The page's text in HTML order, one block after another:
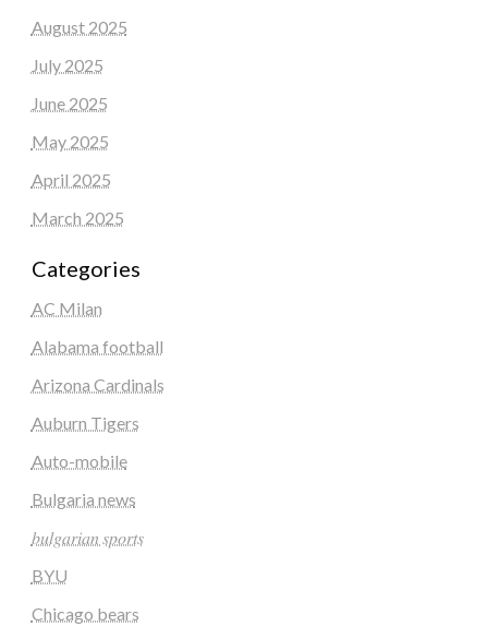
August 2025
July 2025
June 2025
May 2025
April 2025
March 2025
Categories
AC Milan
Alabama football
Arizona Cardinals
Auburn Tigers
Auto-mobile
Bulgaria news
𝑏𝑢𝑙𝑔𝑎𝑟𝑖𝑎𝑛 𝑠𝑝𝑜𝑟𝑡𝑠
BYU
Chicago bears